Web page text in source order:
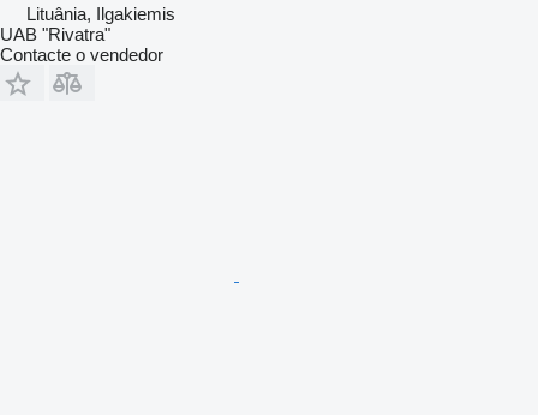
Lituânia, Ilgakiemis
UAB "Rivatra"
Contacte o vendedor